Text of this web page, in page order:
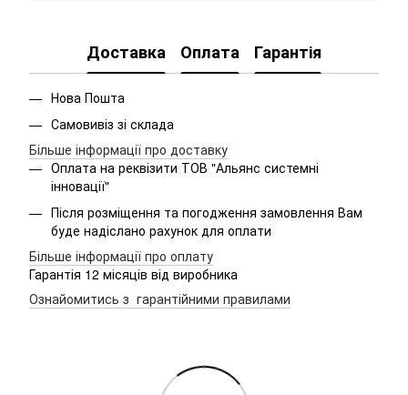
Доставка Оплата Гарантія
Нова Пошта
Самовивіз зі склада
Більше інформації про доставку
Оплата на реквізити ТОВ "Альянс системні
інновації"
Після розміщення та погодження замовлення Вам
буде надіслано рахунок для оплати
Більше інформації про оплату
Гарантія 12 місяців від виробника
Ознайомитись з гарантійними правилами